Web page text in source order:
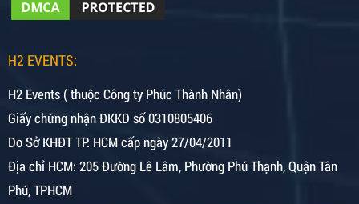
H2 EVENTS:
H2 Events ( thuộc Công ty Phúc Thành Nhân)
Giấy chứng nhận ĐKKD số 0310805406
Do Sở KHĐT TP. HCM cấp ngày 27/04/2011
Địa chỉ HCM: 205 Đường Lê Lâm, Phường Phú Thạnh, Quận Tân
Phú, TPHCM